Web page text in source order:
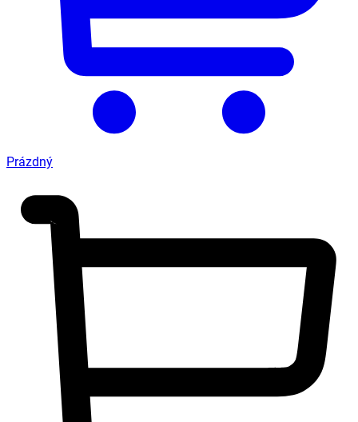
Prázdný